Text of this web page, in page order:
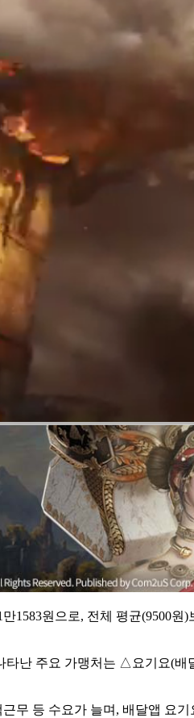
1583원으로, 전체 평균(9500
타난 주요 가맹처는 △요기요(
무 등 수요가 늘며, 배달앱 요